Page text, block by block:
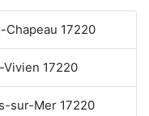
17220
17220
sur-Mer 17220